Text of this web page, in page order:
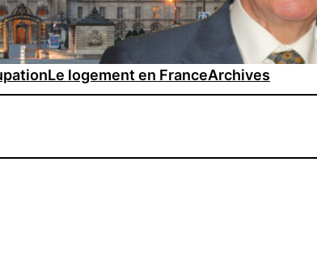
Le logement en FranceArchives